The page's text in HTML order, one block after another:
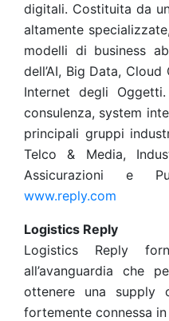
digitali. Costituita da
altamente
modelli di business
dell’AI, Big Data,
Internet degli
consulenza, system
principali gruppi
Telco & Media,
Assicurazioni e
www.reply.com
Logistics Reply
Logistics Reply
all’avanguardia che
ottenere una supply
fortemente connessa